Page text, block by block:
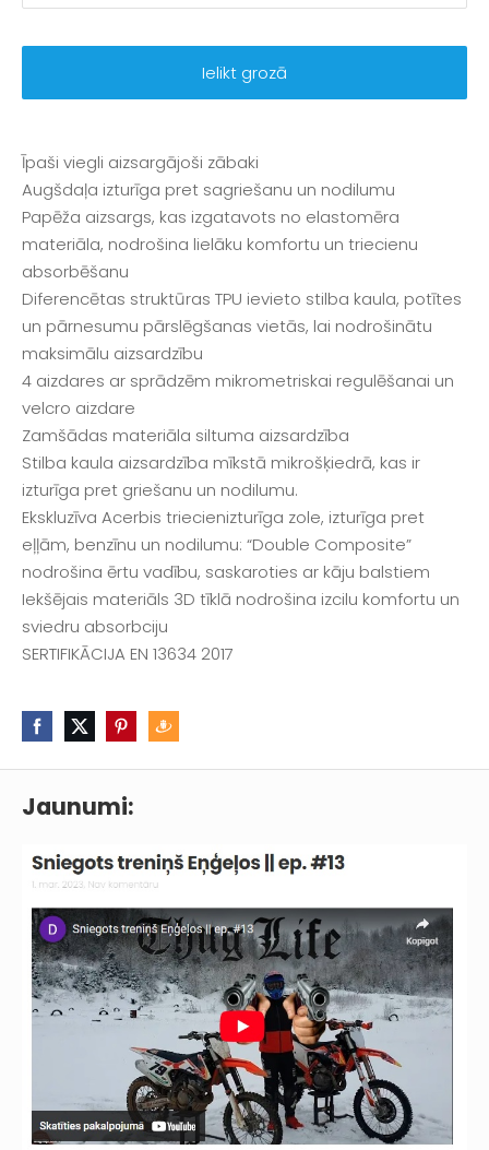
Jaunumi:
Ielikt grozā
Īpaši viegli aizsargājoši zābaki
Augšdaļa izturīga pret sagriešanu un nodilumu
Papēža aizsargs, kas izgatavots no elastomēra
materiāla, nodrošina lielāku komfortu un triecienu
absorbēšanu
Diferencētas struktūras TPU ievieto stilba kaula, potītes
un pārnesumu pārslēgšanas vietās, lai nodrošinātu
maksimālu aizsardzību
4 aizdares ar sprādzēm mikrometriskai regulēšanai un
velcro aizdare
Zamšādas materiāla siltuma aizsardzība
Stilba kaula aizsardzība mīkstā mikrošķiedrā, kas ir
izturīga pret griešanu un nodilumu.
Ekskluzīva Acerbis triecienizturīga zole, izturīga pret
eļļām, benzīnu un nodilumu: “Double Composite”
nodrošina ērtu vadību, saskaroties ar kāju balstiem
Iekšējais materiāls 3D tīklā nodrošina izcilu komfortu un
sviedru absorbciju
SERTIFIKĀCIJA EN 13634 2017